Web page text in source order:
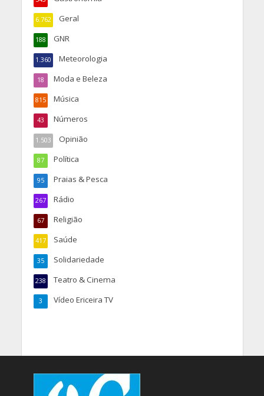
Geral
6.762
GNR
188
Meteorologia
1.360
Moda e Beleza
18
Música
815
Números
43
Opinião
1.503
Política
87
Praias & Pesca
95
Rádio
267
Religião
67
Saúde
417
Solidariedade
35
Teatro & Cinema
238
Vídeo Ericeira TV
3